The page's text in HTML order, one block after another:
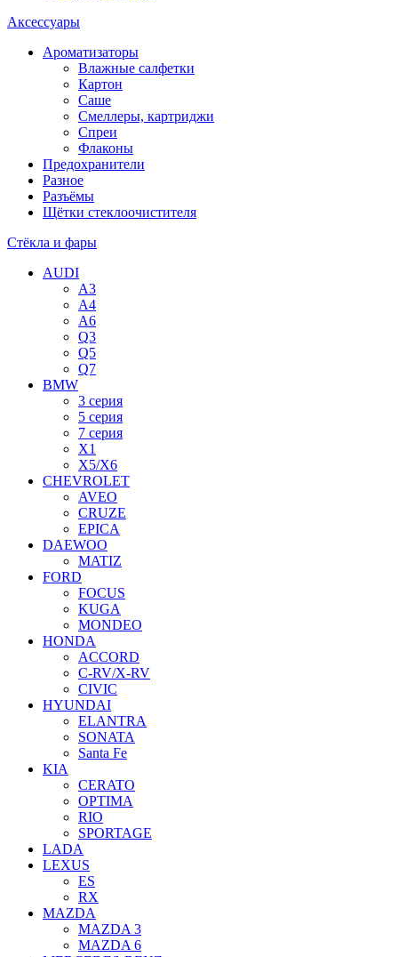
Аксессуары
Ароматизаторы
Влажные салфетки
Картон
Саше
Смеллеры, картриджи
Спреи
Флаконы
Предохранители
Разное
Разъёмы
Щётки стеклоочистителя
Стёкла и фары
AUDI
A3
A4
A6
Q3
Q5
Q7
BMW
3 серия
5 серия
7 серия
X1
X5/X6
CHEVROLET
AVEO
CRUZE
EPICA
DAEWOO
MATIZ
FORD
FOCUS
KUGA
MONDEO
HONDA
ACCORD
C-RV/X-RV
CIVIC
HYUNDAI
ELANTRA
SONATA
Santa Fe
KIA
CERATO
OPTIMA
RIO
SPORTAGE
LADA
LEXUS
ES
RX
MAZDA
MAZDA 3
MAZDA 6